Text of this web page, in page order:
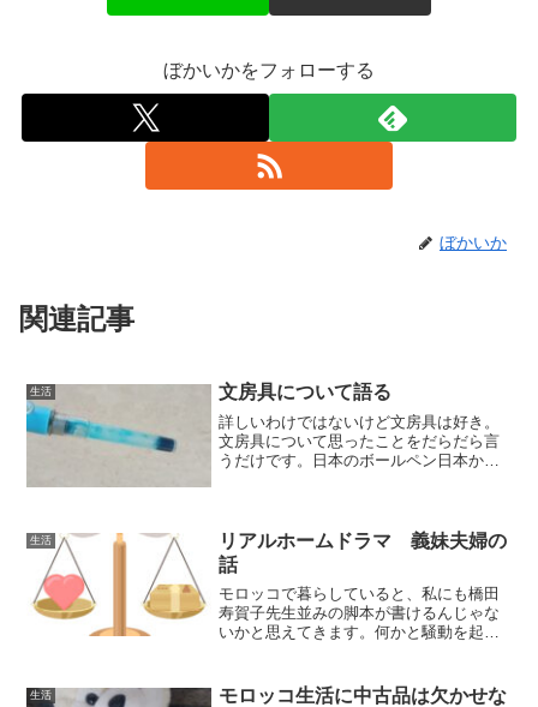
ぼかいかをフォローする
ぼかいか
関連記事
生活 文房具について語る
詳しいわけではないけど文房具は好き。
文房具について思ったことをだらだら言
うだけです。日本のボールペン日本から
の間に空気が入ってしま...
生活
リアルホームドラマ 義妹夫婦の
話
モロッコで暮らしていると、私にも橋田
寿賀子先生並みの脚本が書けるんじゃな
いかと思えてきます。何かと騒動を起こ
生活
モロッコ生活に中古品は欠かせな